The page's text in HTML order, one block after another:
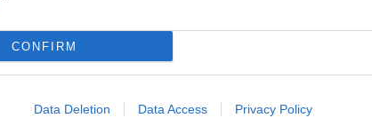
CONFIRM
Data Deletion Data Access Privacy Policy